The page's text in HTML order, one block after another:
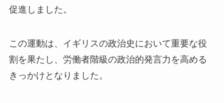
促進しました。
この運動は、イギリスの政治史において重要な役
割を果たし、労働者階級の政治的発言力を高める
きっかけとなりました。